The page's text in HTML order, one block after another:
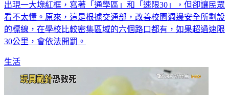
出現一大塊紅框，寫著「通學區」和「速限30」，但卻讓民眾
看不太懂。原來，這是根據交通部，改善校園週邊安全所劃設
的標線，在學校比較密集區域的六個路口都有，如果超過速限
30公里，會依法開罰。
生活